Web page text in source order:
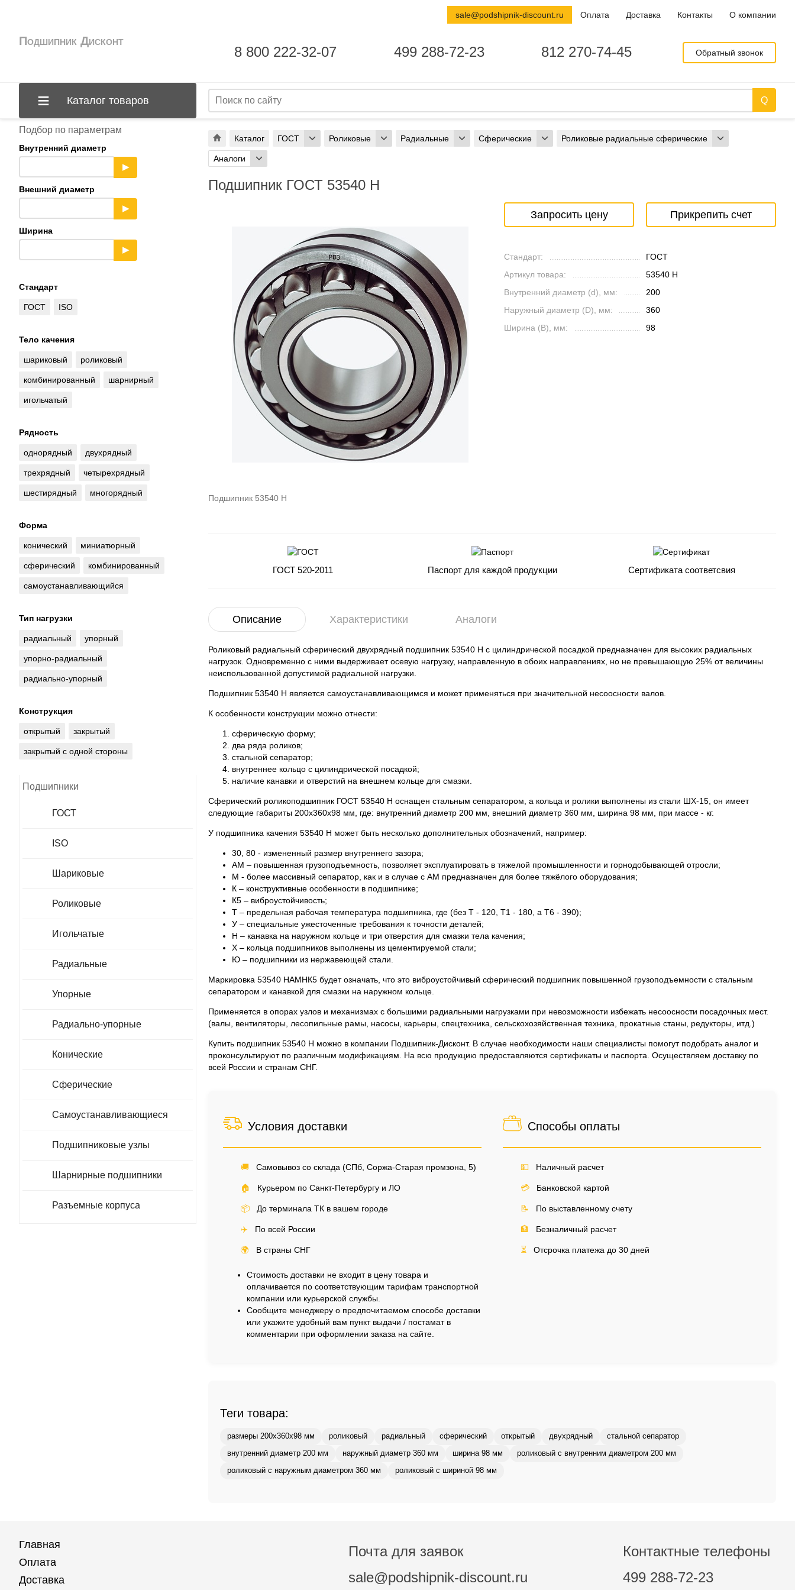
Каталог ГОСТ Роликовые Радиальные Сферические Роликовые радиальные сферические
Аналоги
Подшипник ГОСТ 53540 Н
Подшипник 53540 Н
Запросить цену Прикрепить счет
Стандарт:
ГОСТ
Артикул товара:
53540 Н
Внутренний диаметр (d), мм:
200
Наружный диаметр (D), мм:
360
Ширина (B), мм:
98
ГОСТ 520-2011 Паспорт для каждой продукции Сертификата соответсвия
Описание Характеристики Аналоги
Роликовый радиальный сферический двухрядный подшипник 53540 Н с цилиндрической посадкой предназначен для высоких радиальных
нагрузок. Одновременно с ними выдерживает осевую нагрузку, направленную в обоих направлениях, но не превышающую 25% от величины
неиспользованной допустимой радиальной нагрузки.
Подшипник 53540 Н является самоустанавливающимся и может применяться при значительной несоосности валов.
К особенности конструкции можно отнести:
сферическую форму;
два ряда роликов;
стальной сепаратор;
внутреннее кольцо с цилиндрической посадкой;
наличие канавки и отверстий на внешнем кольце для смазки.
Сферический роликоподшипник ГОСТ 53540 Н оснащен стальным сепаратором, а кольца и ролики выполнены из стали ШХ-15, он имеет
следующие габариты 200х360х98 мм, где: внутренний диаметр 200 мм, внешний диаметр 360 мм, ширина 98 мм, при массе - кг.
У подшипника качения 53540 Н может быть несколько дополнительных обозначений, например:
30, 80 - измененный размер внутреннего зазора;
АМ ‒ повышенная грузоподъемность, позволяет эксплуатировать в тяжелой промышленности и горнодобывающей отросли;
М - более массивный сепаратор, как и в случае с АМ предназначен для более тяжёлого оборудования;
К ‒ конструктивные особенности в подшипнике;
К5 ‒ виброустойчивость;
Т ‒ предельная рабочая температура подшипника, где (без Т - 120, Т1 - 180, а Т6 - 390);
У ‒ специальные ужесточенные требования к точности деталей;
Н ‒ канавка на наружном кольце и три отверстия для смазки тела качения;
Х ‒ кольца подшипников выполнены из цементируемой стали;
Ю ‒ подшипники из нержавеющей стали.
Маркировка 53540 НАМНК5 будет означать, что это виброустойчивый сферический подшипник повышенной грузоподъемности с стальным
сепаратором и канавкой для смазки на наружном кольце.
Применяется в опорах узлов и механизмах с большими радиальными нагрузками при невозможности избежать несоосности посадочных мест.
(валы, вентиляторы, лесопильные рамы, насосы, карьеры, спецтехника, сельскохозяйственная техника, прокатные станы, редукторы, итд.)
Купить подшипник 53540 Н можно в компании Подшипник-Дисконт. В случае необходимости наши специалисты помогут подобрать аналог и
проконсультируют по различным модификациям. На всю продукцию предоставляются сертификаты и паспорта. Осуществляем доставку по
всей России и странам СНГ.
Условия доставки
🚚 Самовывоз со склада (СПб, Соржа-Старая промзона, 5)
🏠 Курьером по Санкт-Петербургу и ЛО
📦 До терминала ТК в вашем городе
✈️ По всей России
🌍 В страны СНГ
Стоимость доставки не входит в цену товара и
оплачивается по соответствующим тарифам транспортной
компании или курьерской службы.
Сообщите менеджеру о предпочитаемом способе доставки
или укажите удобный вам пункт выдачи / постамат в
комментарии при оформлении заказа на сайте.
Способы оплаты
💵 Наличный расчет
💳 Банковской картой
📝 По выставленному счету
🏦 Безналичный расчет
⏳ Отсрочка платежа до 30 дней
Теги товара:
размеры 200x360x98 мм роликовый радиальный сферический открытый двухрядный стальной сепаратор
внутренний диаметр 200 мм наружный диаметр 360 мм ширина 98 мм роликовый с внутренним диаметром 200 мм
роликовый с наружным диаметром 360 мм роликовый с шириной 98 мм
Подбор по параметрам
Внутренний диаметр
▶
Внешний диаметр
▶
Ширина
▶
Стандарт
ГОСТ ISO
Тело качения
шариковый роликовый
комбинированный шарнирный
игольчатый
Рядность
однорядный двухрядный
трехрядный четырехрядный
шестирядный многорядный
Форма
конический миниатюрный
сферический комбинированный
самоустанавливающийся
Тип нагрузки
радиальный упорный
упорно-радиальный
радиально-упорный
Конструкция
открытый закрытый
закрытый с одной стороны
Подшипники
ГОСТ
ISO
Шариковые
Роликовые
Игольчатые
Радиальные
Упорные
Радиально-упорные
Конические
Сферические
Самоустанавливающиеся
Подшипниковые узлы
Шарнирные подшипники
Разъемные корпуса
Подшипник Дисконт
8 800 222-32-07 499 288-72-23 812 270-74-45 Обратный звонок
sale@podshipnik-discount.ru Оплата Доставка Контакты О компании
Каталог товаров
Главная
Оплата
Доставка
Почта для заявок
sale@podshipnik-discount.ru
Контактные телефоны
499 288-72-23